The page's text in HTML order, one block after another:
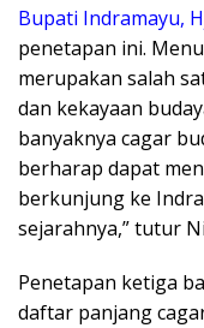
Bupati Indramayu,
penetapan ini.
merupakan salah
dan kekayaan
banyaknya cagar
berharap dapat
berkunjung ke
sejarahnya,” tutur
Penetapan ketiga
daftar panjang